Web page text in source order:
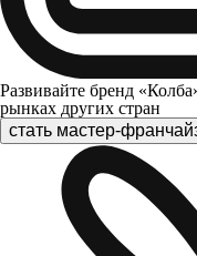
Развивайте бренд
рынках других стран
стать мастер-